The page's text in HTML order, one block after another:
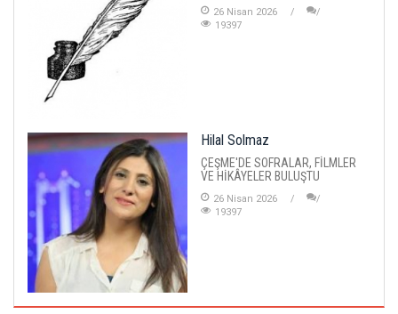
26 Nisan 2026
19397
Hilal Solmaz
ÇEŞME'DE SOFRALAR, FİLMLER
VE HİKÂYELER BULUŞTU
26 Nisan 2026
19397